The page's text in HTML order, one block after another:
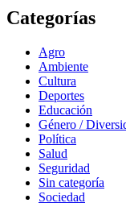
Categorías
Agro
Ambiente
Cultura
Deportes
Educación
Género /
Política
Salud
Seguridad
Sin categoría
Sociedad